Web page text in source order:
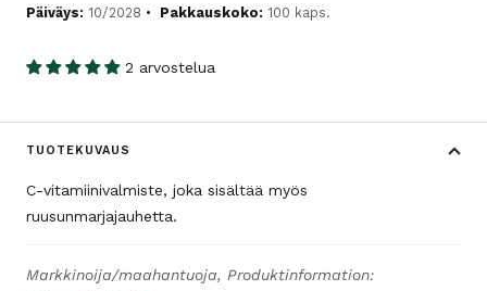
Päiväys: 10/2028 Pakkauskoko: 100 kaps.
2 arvostelua
TUOTEKUVAUS
C-vitamiinivalmiste, joka sisältää myös
ruusunmarjajauhetta.
Markkinoija/maahantuoja, Produktinformation: